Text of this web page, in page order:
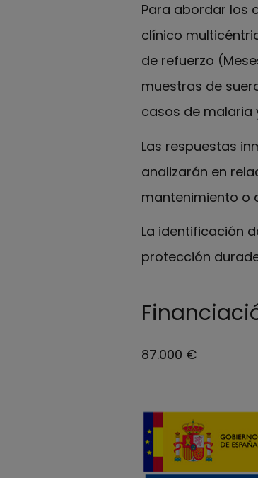
Para abordar los
clínico
de refuerzo
muestras de
casos de malaria
Las respuestas
analizarán en
mantenimiento o
La identificación
protección
87.000 €